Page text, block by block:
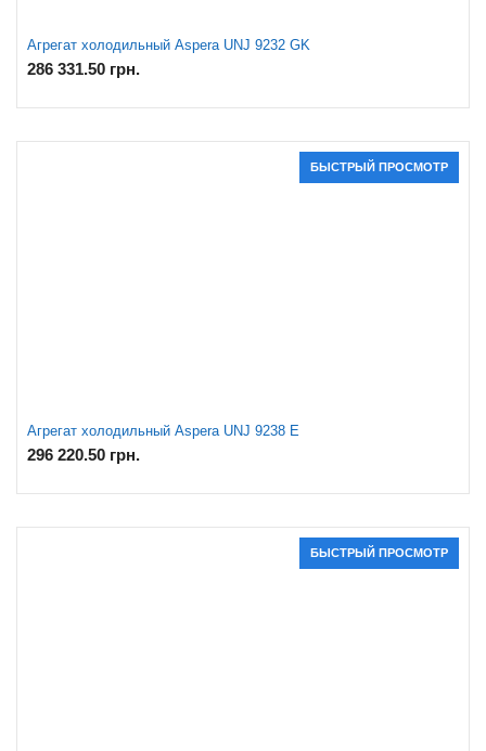
Агрегат холодильный Aspera UNJ 9232 GK
286 331.50 грн.
БЫСТРЫЙ ПРОСМОТР
Агрегат холодильный Aspera UNJ 9238 E
296 220.50 грн.
БЫСТРЫЙ ПРОСМОТР